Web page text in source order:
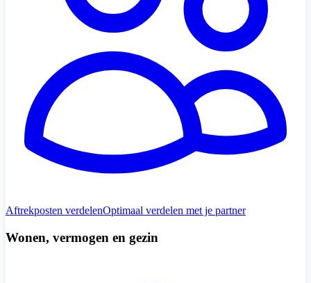
Aftrekposten verdelenOptimaal verdelen met je partner
Wonen, vermogen en gezin